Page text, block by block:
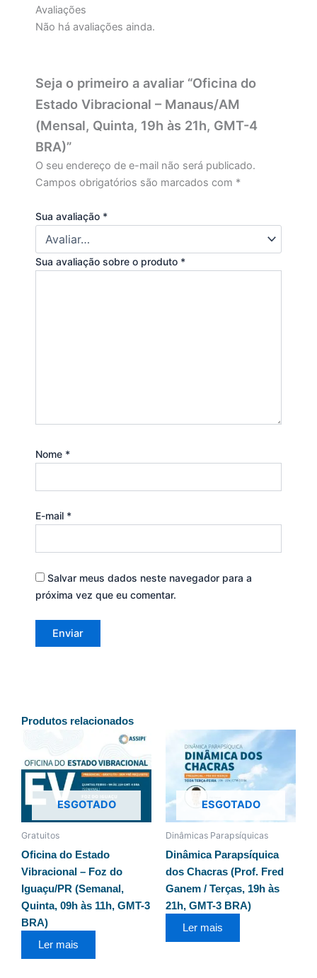
Avaliações
Não há avaliações ainda.
Seja o primeiro a avaliar “Oficina do
Estado Vibracional – Manaus/AM
(Mensal, Quinta, 19h às 21h, GMT-4
BRA)”
O seu endereço de e-mail não será publicado.
Campos obrigatórios são marcados com *
Sua avaliação *
Sua avaliação sobre o produto *
Nome *
E-mail *
Salvar meus dados neste navegador para a
próxima vez que eu comentar.
Produtos relacionados
ESGOTADO
Gratuitos
Oficina do Estado
Vibracional – Foz do
Iguaçu/PR (Semanal,
Quinta, 09h às 11h, GMT-3
BRA)
Ler mais
ESGOTADO
Dinâmicas Parapsíquicas
Dinâmica Parapsíquica
dos Chacras (Prof. Fred
Ganem / Terças, 19h às
21h, GMT-3 BRA)
Ler mais